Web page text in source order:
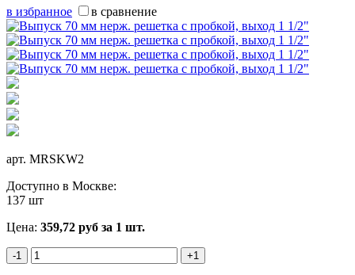
в избранное в сравнение
арт. MRSKW2
Доступно в Москве:
137 шт
Цена: 359,72 руб за 1 шт.
-1 +1